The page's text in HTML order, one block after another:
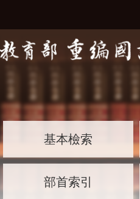
基本檢索
部首索引